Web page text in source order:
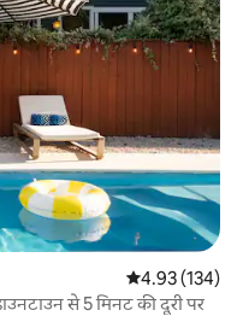
औसत रेटिंग 5 में से
4.93 (134)
से 5 मिनट की दूरी पर